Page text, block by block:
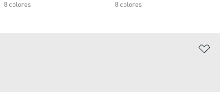
8 colores
8 colores